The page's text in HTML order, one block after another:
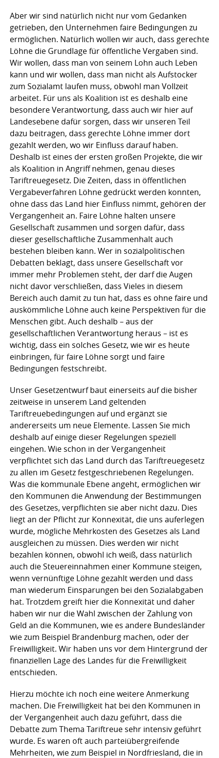
Aber wir sind natürlich nicht nur vom Gedanken
getrieben, den Unternehmen faire Bedingungen zu
ermöglichen. Natürlich wollen wir auch, dass gerechte
Löhne die Grundlage für öffentliche Vergaben sind.
Wir wollen, dass man von seinem Lohn auch Leben
kann und wir wollen, dass man nicht als Aufstocker
zum Sozialamt laufen muss, obwohl man Vollzeit
arbeitet. Für uns als Koalition ist es deshalb eine
besondere Verantwortung, dass auch wir hier auf
Landesebene dafür sorgen, dass wir unseren Teil
dazu beitragen, dass gerechte Löhne immer dort
gezahlt werden, wo wir Einfluss darauf haben.
Deshalb ist eines der ersten großen Projekte, die wir
als Koalition in Angriff nehmen, genau dieses
Tariftreuegesetz. Die Zeiten, dass in öffentlichen
Vergabeverfahren Löhne gedrückt werden konnten,
ohne dass das Land hier Einfluss nimmt, gehören der
Vergangenheit an. Faire Löhne halten unsere
Gesellschaft zusammen und sorgen dafür, dass
dieser gesellschaftliche Zusammenhalt auch
bestehen bleiben kann. Wer in sozialpolitischen
Debatten beklagt, dass unsere Gesellschaft vor
immer mehr Problemen steht, der darf die Augen
nicht davor verschließen, dass Vieles in diesem
Bereich auch damit zu tun hat, dass es ohne faire und
auskömmliche Löhne auch keine Perspektiven für die
Menschen gibt. Auch deshalb – aus der
gesellschaftlichen Verantwortung heraus – ist es
wichtig, dass ein solches Gesetz, wie wir es heute
einbringen, für faire Löhne sorgt und faire
Bedingungen festschreibt.
Unser Gesetzentwurf baut einerseits auf die bisher
zeitweise in unserem Land geltenden
Tariftreuebedingungen auf und ergänzt sie
andererseits um neue Elemente. Lassen Sie mich
deshalb auf einige dieser Regelungen speziell
eingehen. Wie schon in der Vergangenheit
verpflichtet sich das Land durch das Tariftreuegesetz
zu allen im Gesetz festgeschriebenen Regelungen.
Was die kommunale Ebene angeht, ermöglichen wir
den Kommunen die Anwendung der Bestimmungen
des Gesetzes, verpflichten sie aber nicht dazu. Dies
liegt an der Pflicht zur Konnexität, die uns auferlegen
wurde, mögliche Mehrkosten des Gesetzes als Land
ausgleichen zu müssen. Dies werden wir nicht
bezahlen können, obwohl ich weiß, dass natürlich
auch die Steuereinnahmen einer Kommune steigen,
wenn vernünftige Löhne gezahlt werden und dass
man wiederum Einsparungen bei den Sozialabgaben
hat. Trotzdem greift hier die Konnexität und daher
haben wir nur die Wahl zwischen der Zahlung von
Geld an die Kommunen, wie es andere Bundesländer
wie zum Beispiel Brandenburg machen, oder der
Freiwilligkeit. Wir haben uns vor dem Hintergrund der
finanziellen Lage des Landes für die Freiwilligkeit
entschieden.
Hierzu möchte ich noch eine weitere Anmerkung
machen. Die Freiwilligkeit hat bei den Kommunen in
der Vergangenheit auch dazu geführt, dass die
Debatte zum Thema Tariftreue sehr intensiv geführt
wurde. Es waren oft auch parteiübergreifende
Mehrheiten, wie zum Beispiel in Nordfriesland, die in